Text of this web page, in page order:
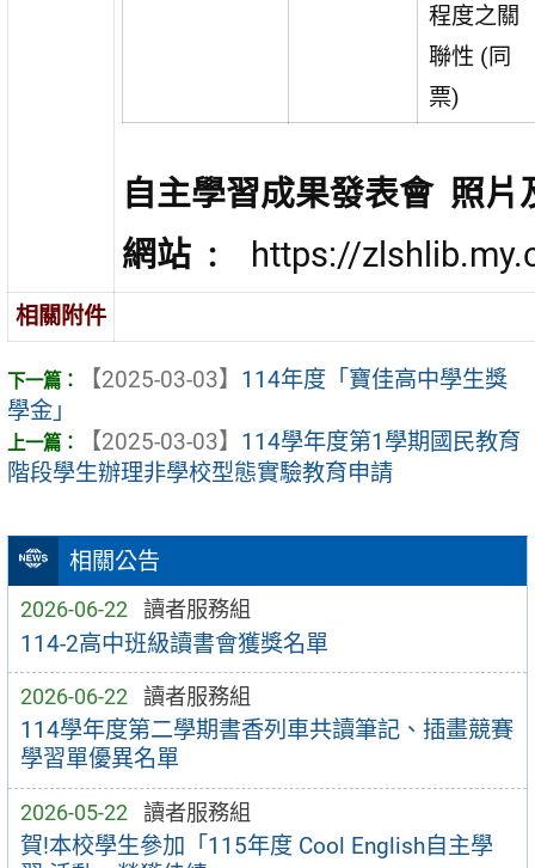
相關公告
2026-06-22 讀者服務組
114-2高中班級讀書會獲獎名單
2026-06-22 讀者服務組
114學年度第二學期書香列車共讀筆記、插畫競賽
學習單優異名單
2026-05-22 讀者服務組
賀!本校學生參加「115年度 Cool English自主學
程度之關
聯性 (同
票)
自主學習成果發表會 照片
網站 :
https://
相關附件
【2025-03-03】 114年度「寶佳高中學生獎
學金」
【2025-03-03】 114學年度第1學期國民教育
階段學生辦理非學校型態實驗教育申請